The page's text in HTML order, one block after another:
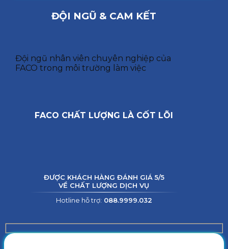
ĐỘI NGŨ & CAM KẾT
Đội ngũ nhân viên chuyên nghiệp của
FACO trong môi trường làm việc
FACO CHẤT LƯỢNG LÀ CỐT LÕI
ĐƯỢC KHÁCH HÀNG ĐÁNH GIÁ 5/5
VỀ CHẤT LƯỢNG DỊCH VỤ
Hotline hỗ trợ: 088.9999.032